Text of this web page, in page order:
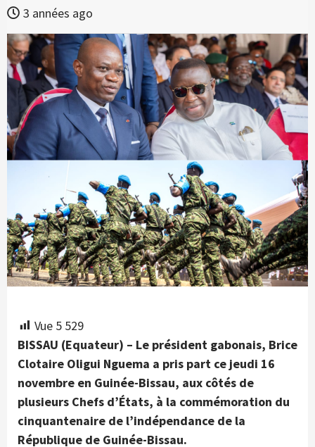
3 années ago
Vue 5 529
BISSAU (Equateur) – Le président gabonais, Brice
Clotaire Oligui Nguema a pris part ce jeudi 16
novembre en Guinée-Bissau, aux côtés de
plusieurs Chefs d’États, à la commémoration du
cinquantenaire de l’indépendance de la
République de Guinée-Bissau.